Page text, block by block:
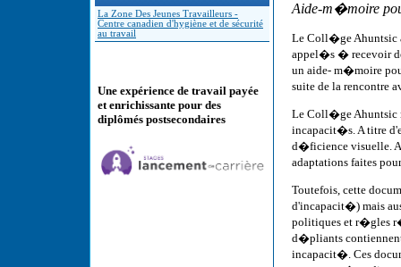
La Zone Des Jeunes Travailleurs -
Centre canadien d'hygiène et de sécurité
au travail
Une expérience de travail payée
et enrichissante pour des
diplômés postsecondaires
Aide-m�moire
Le Coll�ge Ahuntsic
appel�s � recevoir
un aide- m�moire
suite de la rencontre
Le Coll�ge Ahuntsic
incapacit�s. A titre
d�ficience visuelle.
adaptations faites
Toutefois, cette
d'incapacit�) mais
politiques et r�gles
d�pliants
incapacit�. Ces